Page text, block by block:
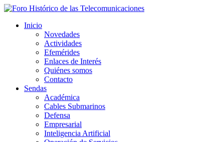
Inicio
Novedades
Actividades
Efemérides
Enlaces de Interés
Quiénes somos
Contacto
Sendas
Académica
Cables Submarinos
Defensa
Empresarial
Inteligencia Artificial